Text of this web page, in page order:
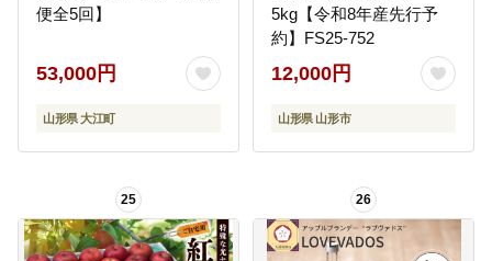
便全5回】
53,000円
山形県 大江町
5kg【令和8年産先行予
約】FS25-752
12,000円
山形県 山形市
25 26